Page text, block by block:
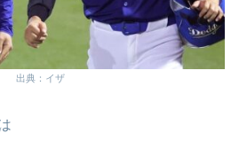
出典：イザ